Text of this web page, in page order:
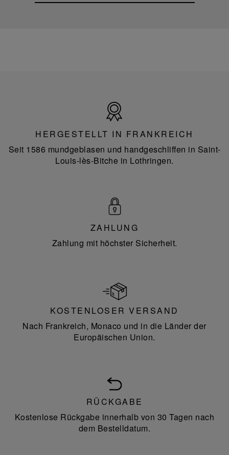
Frankreich
HERGESTELLT IN FRANKREICH
Seit 1586 mundgeblasen und handgeschliffen in Saint-
Louis-lès-Bitche in Lothringen.
ZAHLUNG
Zahlung mit höchster Sicherheit.
KOSTENLOSER VERSAND
Nach Frankreich, Monaco und in die Länder der
Europäischen Union.
RÜCKGABE
Kostenlose Rückgabe innerhalb von 30 Tagen nach
dem Bestelldatum.